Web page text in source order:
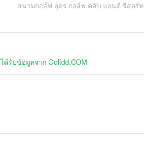
สนามกอล์ฟ อุดร กอล์ฟ คลับ แอนด์ รีสอร์ท
รับข้อมูลจาก Golfdd.COM